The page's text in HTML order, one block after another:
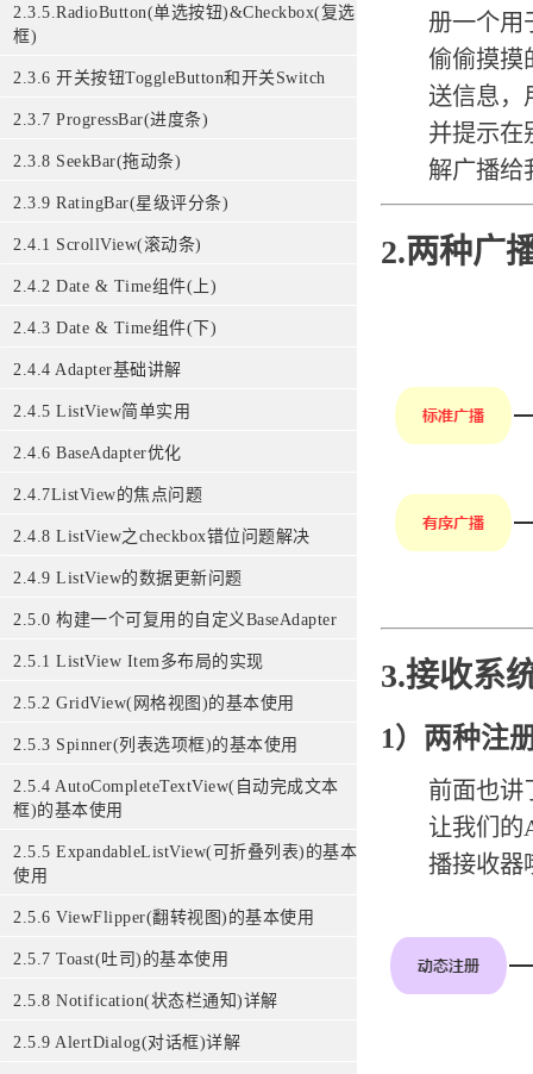
2.3.5.RadioButton(单选按钮)&Checkbox(复选
框)
2.3.6 开关按钮ToggleButton和开关Switch
2.3.7 ProgressBar(进度条)
2.3.8 SeekBar(拖动条)
2.3.9 RatingBar(星级评分条)
2.4.1 ScrollView(滚动条)
2.4.2 Date & Time组件(上)
2.4.3 Date & Time组件(下)
2.4.4 Adapter基础讲解
2.4.5 ListView简单实用
2.4.6 BaseAdapter优化
2.4.7ListView的焦点问题
2.4.8 ListView之checkbox错位问题解决
2.4.9 ListView的数据更新问题
2.5.0 构建一个可复用的自定义BaseAdapter
2.5.1 ListView Item多布局的实现
2.5.2 GridView(网格视图)的基本使用
2.5.3 Spinner(列表选项框)的基本使用
2.5.4 AutoCompleteTextView(自动完成文本
框)的基本使用
2.5.5 ExpandableListView(可折叠列表)的基本
使用
2.5.6 ViewFlipper(翻转视图)的基本使用
2.5.7 Toast(吐司)的基本使用
2.5.8 Notification(状态栏通知)详解
2.5.9 AlertDialog(对话框)详解
册一个用
偷偷摸摸
送信息，
并提示在
解广播给
2.两种广
3.接收系
1）两种注
前面也讲
让我们的
播接收器